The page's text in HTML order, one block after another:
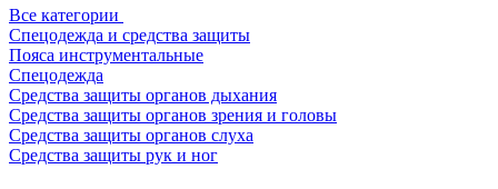
Все категории
Спецодежда и средства защиты
Пояса инструментальные
Спецодежда
Средства защиты органов дыхания
Средства защиты органов зрения и головы
Средства защиты органов слуха
Средства защиты рук и ног